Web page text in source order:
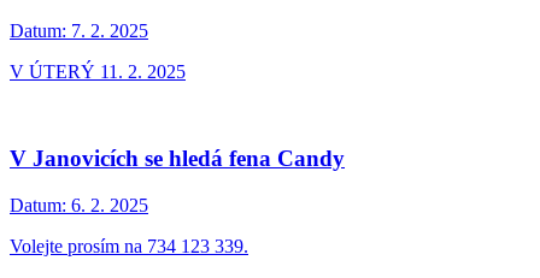
Datum: 7. 2. 2025
V ÚTERÝ 11. 2. 2025
V Janovicích se hledá fena Candy
Datum: 6. 2. 2025
Volejte prosím na 734 123 339.